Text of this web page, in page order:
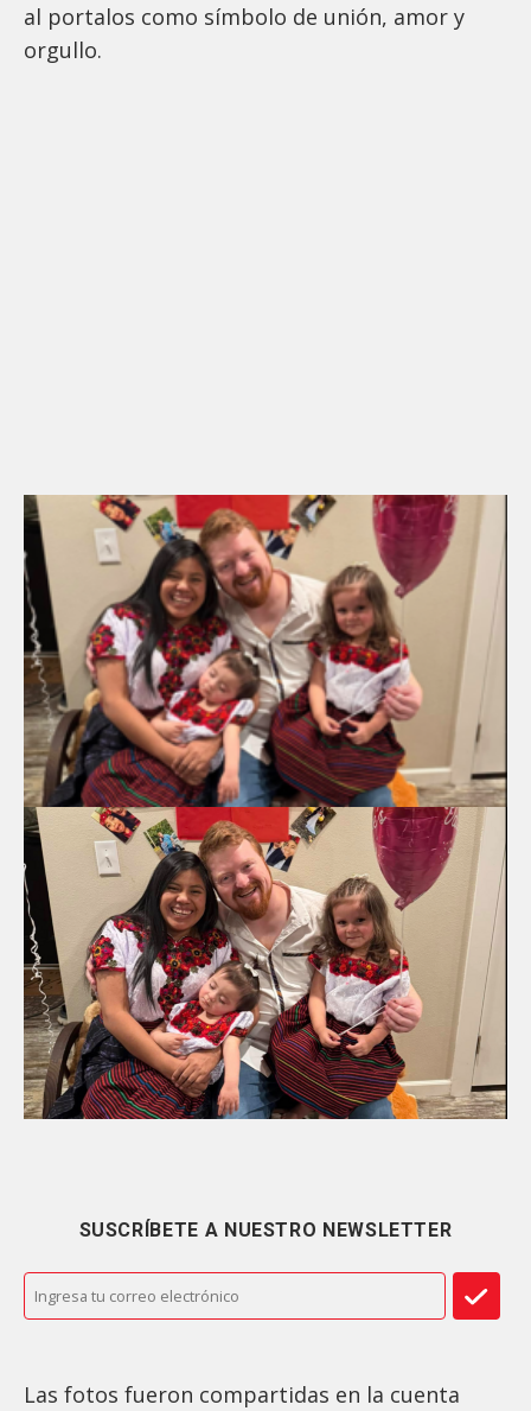
al portalos como símbolo de unión, amor y
orgullo.
SUSCRÍBETE A NUESTRO NEWSLETTER
Las fotos fueron compartidas en la cuenta